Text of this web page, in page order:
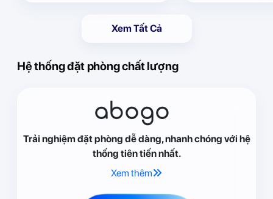
Xem Tất Cả
Hệ thống đặt phòng chất lượng
abogo
Trải nghiệm đặt phòng dễ dàng, nhanh chóng với hệ
thống tiên tiến nhất.
Xem thêm